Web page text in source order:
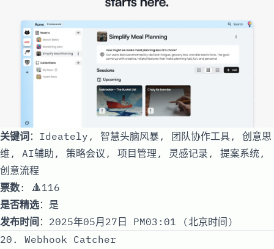
关键词：Ideately, 智慧头脑风暴, 团队协作工具, 创意思
维, AI辅助, 策略会议, 项目管理, 灵感记录, 提案系统,
创意流程
票数: 🔺116
是否精选：是
发布时间 ：2025年05月27日 PM03:01 (北京时间)
20. Webhook Catcher